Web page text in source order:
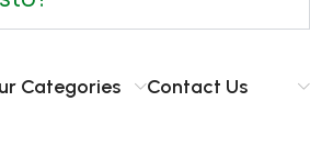
Categories Contact Us